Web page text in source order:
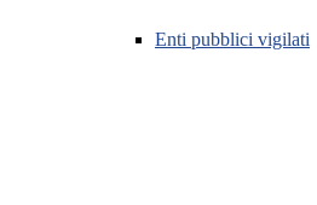
Enti pubblici vigilati